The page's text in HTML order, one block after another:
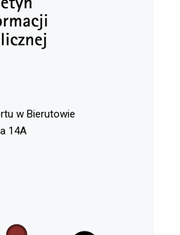
w Bierutowie
14A